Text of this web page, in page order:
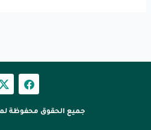
F
a
c
e
b
جميع الحقوق محفوظة